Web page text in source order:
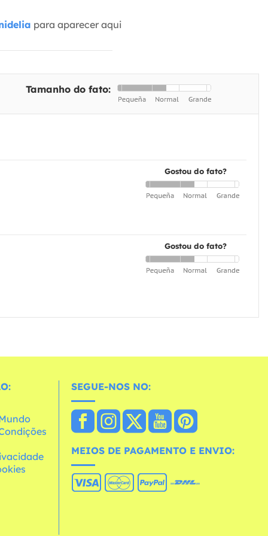
para aparecer aqui
Tamanho do fato:
Gostou do fato?
Gostou do fato?
SEGUE-NOS NO:
MEIOS DE PAGAMENTO E ENVIO: